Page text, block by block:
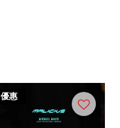
優惠